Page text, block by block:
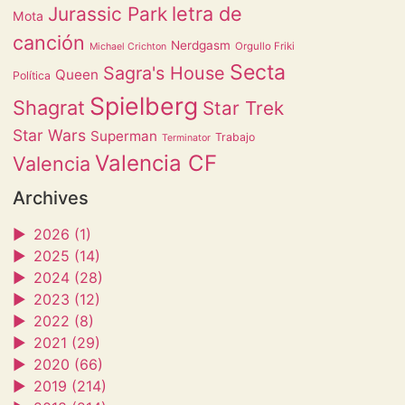
Mota Jurassic Park letra de
canción
Michael Crichton Nerdgasm Orgullo Friki
Política Queen Sagra's House Secta
Shagrat Spielberg Star Trek
Star Wars Superman Terminator Trabajo
Valencia Valencia CF
Archives
► 2026 (1)
► 2025 (14)
► 2024 (28)
► 2023 (12)
► 2022 (8)
► 2021 (29)
► 2020 (66)
► 2019 (214)